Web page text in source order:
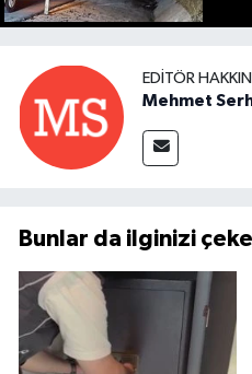
EDITÖR
Mehmet
Bunlar da ilginizi